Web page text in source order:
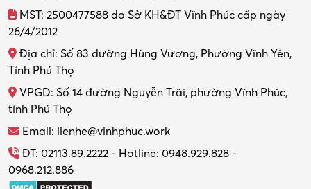
Thiết kế nội thất
Thợ máy – Ô tô – Xe máy
Thực tập
Tổ chức sự kiện – Quà tặng
Trợ lý
MST: 2500477588 do Sở KH&ĐT Vĩnh Phúc cấp ngày
26/4/2012
Địa chỉ: Số 83 đường Hùng Vương, Phường Vĩnh Yên,
Tỉnh Phú Thọ
VPGD: Số 14 đường Nguyễn Trãi, phường Vĩnh Phúc,
tỉnh Phú Thọ
Email: lienhe@vinhphuc.work
ĐT: 02113.89.2222 - Hotline: 0948.929.828 -
0968.212.886